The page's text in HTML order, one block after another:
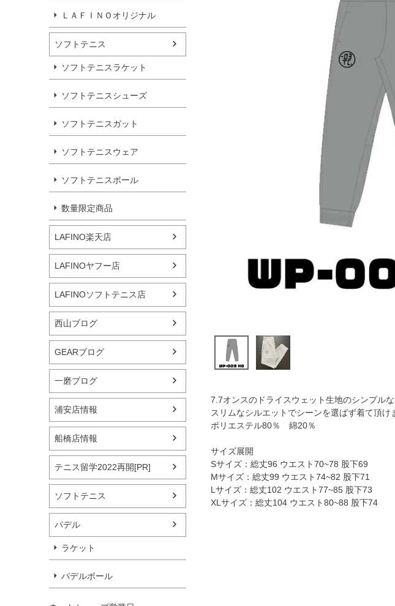
ＬＡＦＩＮＯオリジナル
ソフトテニス
ソフトテニスラケット
ソフトテニスシューズ
ソフトテニスガット
ソフトテニスウェア
ソフトテニスボール
数量限定商品
LAFINO楽天店
LAFINOヤフー店
LAFINOソフトテニス店
西山ブログ
GEARブログ
一磨ブログ
浦安店情報
船橋店情報
テニス留学2022再開[PR]
ソフトテニス
パデル
ラケット
パデルボール
7.7オンスのドライスウェット生地のシンプルな
スリムなシルエットでシーンを選ばず着て頂け
ポリエステル80％ 綿20％
サイズ展開
Sサイズ：総丈96 ウエスト70~78 股下69
Mサイズ：総丈99 ウエスト74~82 股下71
Lサイズ：総丈102 ウエスト77~85 股下73
XLサイズ：総丈104 ウエスト80~88 股下74